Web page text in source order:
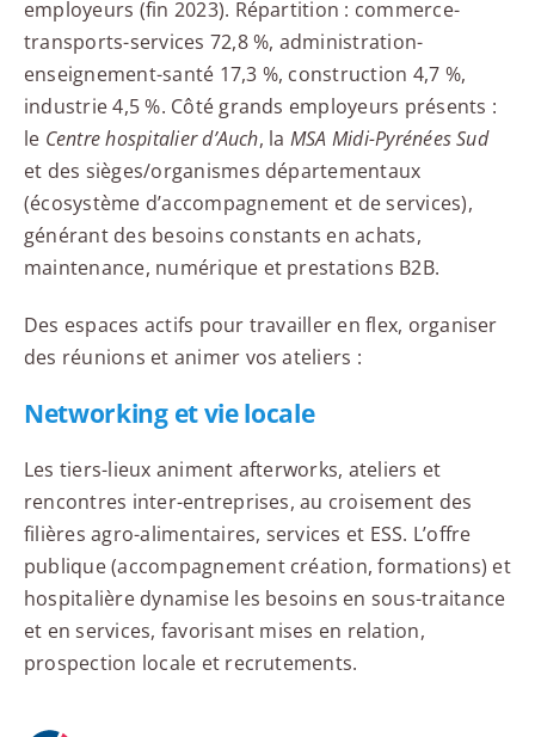
employeurs (fin 2023). Répartition : commerce-
transports-services 72,8 %, administration-
enseignement-santé 17,3 %, construction 4,7 %,
industrie 4,5 %. Côté grands employeurs présents :
le Centre hospitalier d’Auch, la MSA Midi-Pyrénées Sud
et des sièges/organismes départementaux
(écosystème d’accompagnement et de services),
générant des besoins constants en achats,
maintenance, numérique et prestations B2B.
Des espaces actifs pour travailler en flex, organiser
des réunions et animer vos ateliers :
Networking et vie locale
Les tiers-lieux animent afterworks, ateliers et
rencontres inter-entreprises, au croisement des
filières agro-alimentaires, services et ESS. L’offre
publique (accompagnement création, formations) et
hospitalière dynamise les besoins en sous-traitance
et en services, favorisant mises en relation,
prospection locale et recrutements.